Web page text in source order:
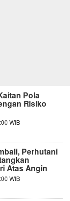
Pola
Risiko
WIB
Perhutani
Atas Angin
WIB